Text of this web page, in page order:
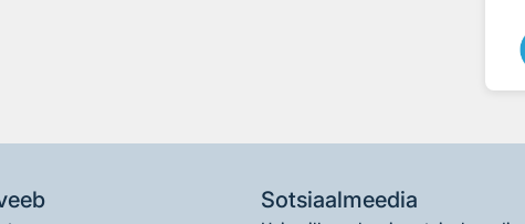
Sotsiaalmeedia